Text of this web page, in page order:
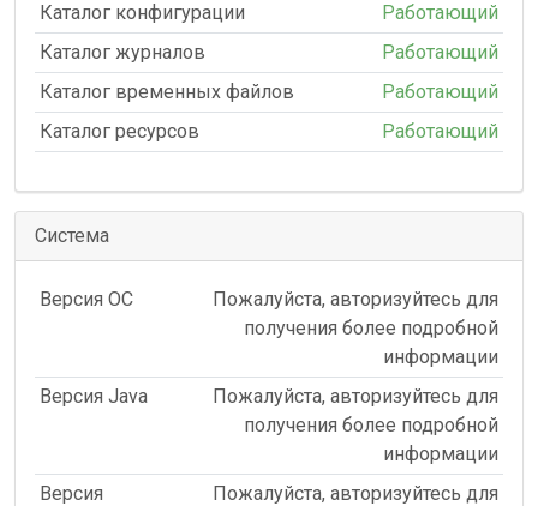
Каталог конфигурации
Работающий
Каталог журналов
Работающий
Каталог временных файлов
Работающий
Каталог ресурсов
Работающий
Система
Версия ОС
Пожалуйста, авторизуйтесь для
получения более подробной
информации
Версия Java
Пожалуйста, авторизуйтесь для
получения более подробной
информации
Версия
Пожалуйста, авторизуйтесь для